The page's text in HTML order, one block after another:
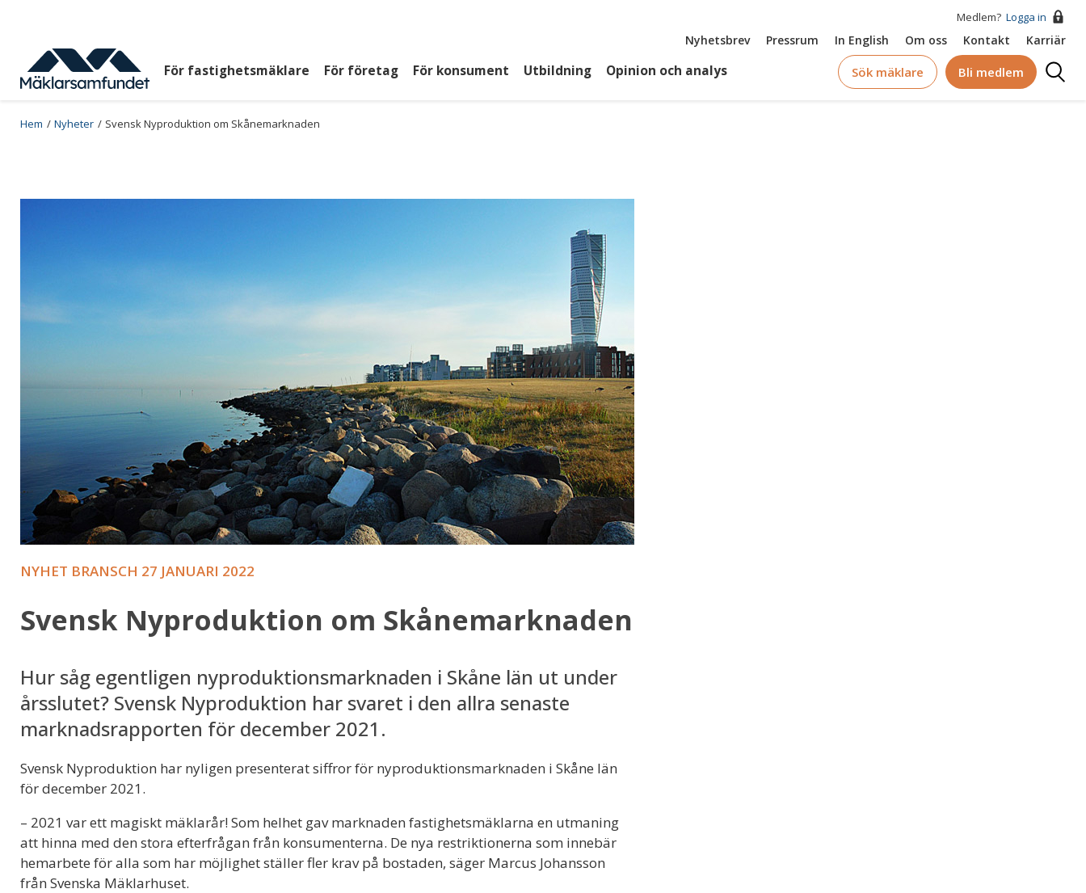
huvudinnehåll
Medlem? Logga in
Top
Nyhetsbrev Pressrum In English Om oss Kontakt Karriär
Huvudmeny
För fastighetsmäklare För företag För konsument Utbildning Opinion och analys Sök mäklare Bli medlem
Logga
Breadcrumb
Hem Nyheter Svensk Nyproduktion om Skånemarknaden
NYHET BRANSCH 27 JANUARI 2022
Svensk Nyproduktion om Skånemarknaden
Hur såg egentligen nyproduktionsmarknaden i Skåne län ut under
årsslutet? Svensk Nyproduktion har svaret i den allra senaste
marknadsrapporten för december 2021.
Svensk Nyproduktion har nyligen presenterat siffror för nyproduktionsmarknaden i Skåne län
för december 2021.
– 2021 var ett magiskt mäklarår! Som helhet gav marknaden fastighetsmäklarna en utmaning
att hinna med den stora efterfrågan från konsumenterna. De nya restriktionerna som innebär
hemarbete för alla som har möjlighet ställer fler krav på bostaden, säger Marcus Johansson
från Svenska Mäklarhuset.